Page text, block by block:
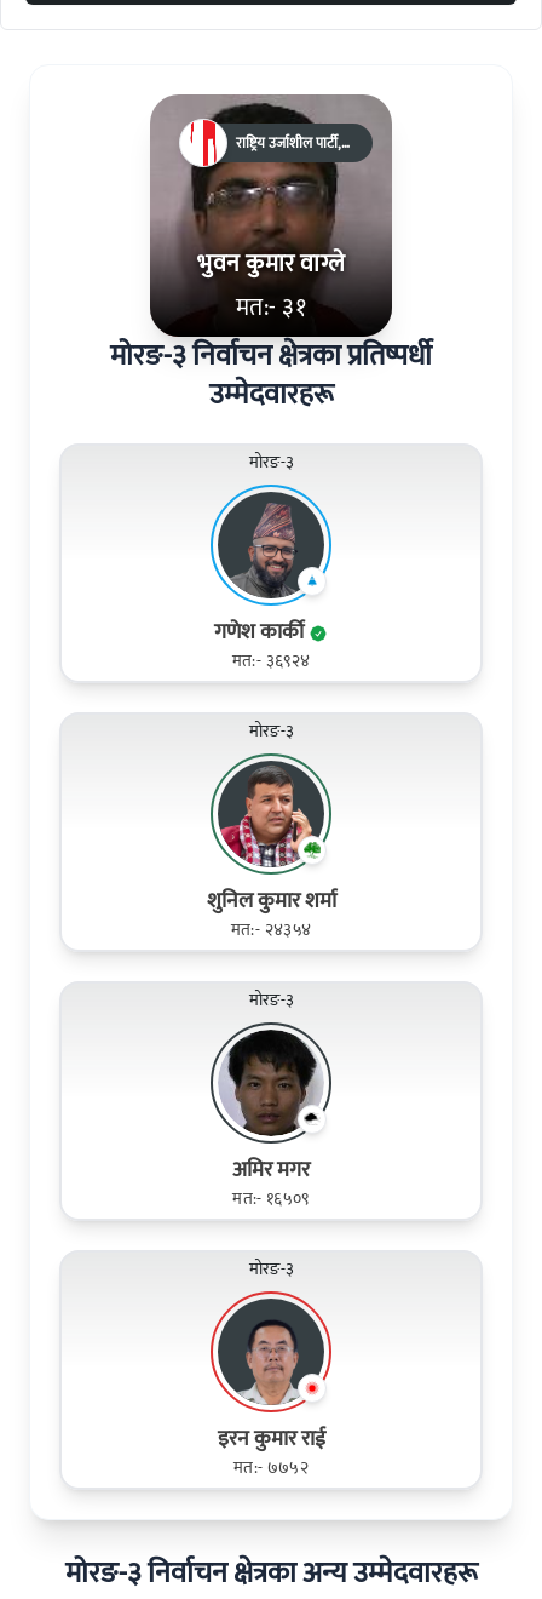
भुवन कुमार वाग्ले
मत:- ३१
राष्ट्रिय उर्जाशील पार्टी,
नेपाल
मोरङ-३ निर्वाचन क्षेत्रका प्रतिष्पर्धी
उम्मेदवारहरू
मोरङ-३
गणेश कार्की
मत:- ३६९२४
मोरङ-३
शुनिल कुमार शर्मा
मत:- २४३५४
मोरङ-३
अमिर मगर
मत:- १६५०९
मोरङ-३
इरन कुमार राई
मत:- ७७५२
मोरङ-३ निर्वाचन क्षेत्रका अन्य उम्मेदवारहरू